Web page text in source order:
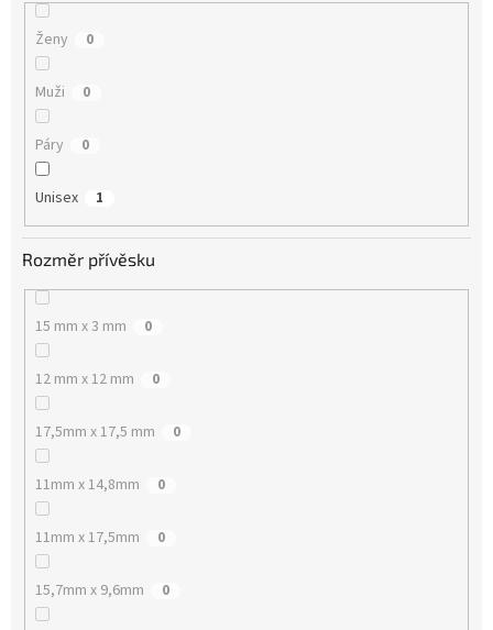
Ženy 0
Muži 0
Páry 0
Unisex 1
Rozměr přívěsku
15 mm x 3 mm 0
12 mm x 12 mm 0
17,5mm x 17,5 mm 0
11mm x 14,8mm 0
11mm x 17,5mm 0
15,7mm x 9,6mm 0